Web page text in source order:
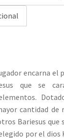
encarna el
que se
cantidad de
Bariesus que
por el dios